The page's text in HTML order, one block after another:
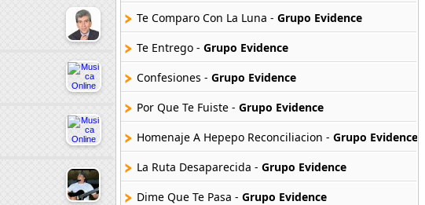
Te Comparo Con La Luna - Grupo Evidence
Te Entrego - Grupo Evidence
Confesiones - Grupo Evidence
Por Que Te Fuiste - Grupo Evidence
Homenaje A Hepepo Reconciliacion - Grupo Evidence
La Ruta Desaparecida - Grupo Evidence
Dime Que Te Pasa - Grupo Evidence